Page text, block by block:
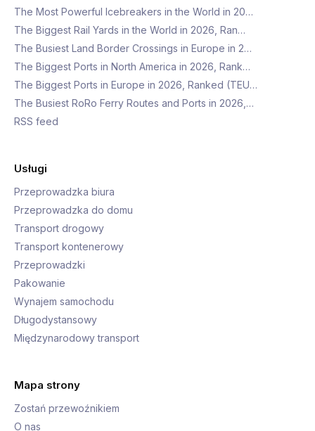
The Most Powerful Icebreakers in the World in 20…
The Biggest Rail Yards in the World in 2026, Ran…
The Busiest Land Border Crossings in Europe in 2…
The Biggest Ports in North America in 2026, Rank…
The Biggest Ports in Europe in 2026, Ranked (TEU…
The Busiest RoRo Ferry Routes and Ports in 2026,…
RSS feed
Usługi
Przeprowadzka biura
Przeprowadzka do domu
Transport drogowy
Transport kontenerowy
Przeprowadzki
Pakowanie
Wynajem samochodu
Długodystansowy
Międzynarodowy transport
Mapa strony
Zostań przewoźnikiem
O nas